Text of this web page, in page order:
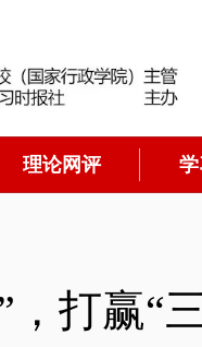
理论网评
，打赢“